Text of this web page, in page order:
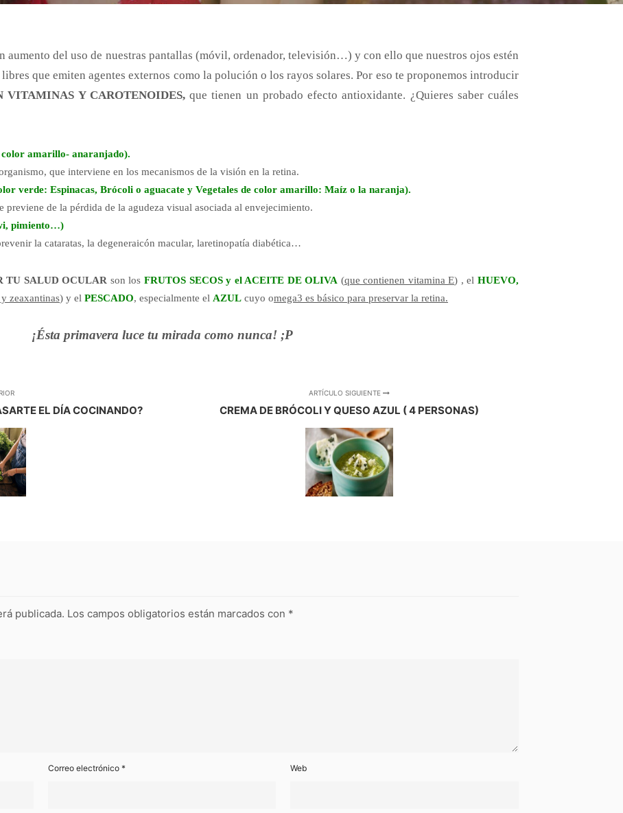
aumento del uso de nuestras pantallas (móvil, ordenador, televisión…) y con ello que nuestros ojos estén
que emiten agentes externos como la polución o los rayos solares. Por eso te proponemos introducir
VITAMINAS Y CAROTENOIDES,que tienen un probado efecto antioxidante. ¿Quieres saber cuáles
color amarillo- anaranjado).
que interviene en los mecanismos de la visión en la retina.
verde: Espinacas, Brócoli o aguacate y Vegetales de color amarillo: Maíz o la naranja).
previene de la pérdida de la agudeza visual asociada al envejecimiento.
pimiento…)
la cataratas, la degeneraicón macular, laretinopatía diabética…
TU SALUD OCULAR son los FRUTOS SECOS y el ACEITE DE OLIVA (que contienen vitamina E) , elHUEVO,
zeaxantinas) y el PESCADO, especialmente el AZUL cuyo omega3 es básico para preservar la retina.
¡Ésta primavera luce tu mirada como nunca! ;P
EL DÍA COCINANDO?
ARTÍCULO SIGUIENTE
CREMA DE BRÓCOLI Y QUESO AZUL ( 4 PERSONAS)
publicada. Los campos obligatorios están marcados con *
Correo electrónico * Web